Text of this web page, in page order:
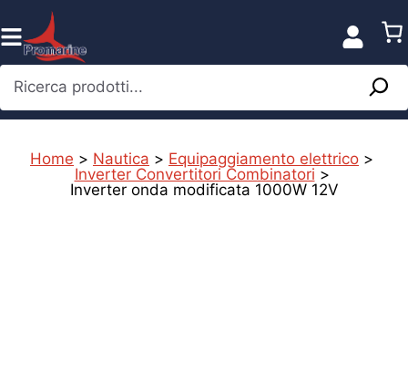
al
contenuto
Ricerca prodotti...
Home > Nautica > Equipaggiamento elettrico >
Inverter Convertitori Combinatori >
Inverter onda modificata 1000W 12V